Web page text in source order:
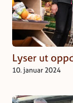
Lyser ut
10. januar 2024